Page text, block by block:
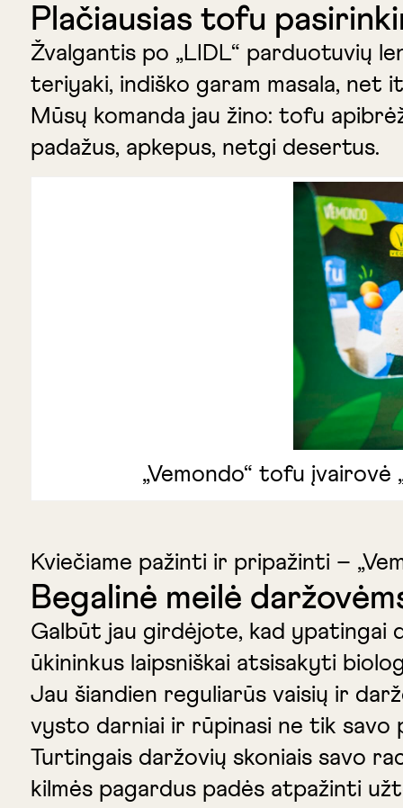
Plačiausias tofu
Žvalgantis po „LIDL“ parduotuvių
teriyaki, indiško garam masala, net
Mūsų komanda jau žino: tofu
padažus, apkepus, netgi desertus.
„Vemondo“ tofu
Kviečiame pažinti ir pripažinti –
Begalinė meilė
Galbūt jau girdėjote, kad ypatingai
ūkininkus laipsniškai atsisakyti
Jau šiandien reguliarūs vaisių ir
vysto darniai ir rūpinasi ne tik
Turtingais daržovių skoniais savo
kilmės pagardus padės atpažinti